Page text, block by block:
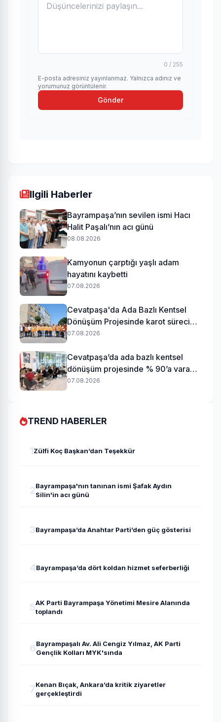
0 / 255
E-posta adresiniz yayınlanmaz. Yalnızca adınız ve
yorumunuz görüntülenir.
Gönder
Ilgili Haberler
Bayrampaşa’nın sevilen ismi Hacı
Halit Paşalı’nın acı günü
08.08.2026
Kamyonun çarptığı yaşlı adam
hayatını kaybetti
07.08.2026
Cevatpaşa'da Ada Bazlı Kentsel
Dönüşüm Projesinde karot süreci
başladı
07.08.2026
Cevatpaşa’da ada bazlı kentsel
dönüşüm projesinde % 90’a varan
uzlaşı
07.08.2026
TREND HABERLER
1Zülfi Koç Başkan’dan Teşekkür
2Bayrampaşa'nın tanınan ismi Şafak Aydın
Silin'in acı günü
3Bayrampaşa’da Anahtar Parti’den güç gösterisi
4Bayrampaşa’da dört koldan hizmet seferberliği
5AK Parti Bayrampaşa Yönetimi Mesire Alanında
toplandı
6Bayrampaşalı Av. Ali Cengiz Yılmaz, AK Parti
Gençlik Kolları MYK'sında
7Kenan Bıçak, Ankara’da kritik ziyaretler
gerçekleştirdi